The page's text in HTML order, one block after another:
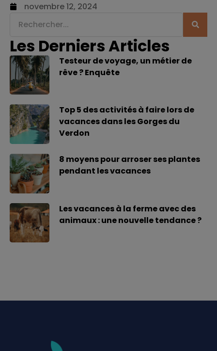
novembre 12, 2024
Les Derniers Articles
Testeur de voyage, un métier de
rêve ? Enquête
Top 5 des activités à faire lors de
vacances dans les Gorges du
Verdon
8 moyens pour arroser ses plantes
pendant les vacances
Les vacances à la ferme avec des
animaux : une nouvelle tendance ?